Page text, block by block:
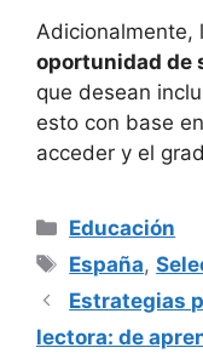
Adicionalmente,
oportunidad de
que desean
esto con base
acceder y el
Categorías
Educación
Etiquetas
España,
Estrategias
lectora: de